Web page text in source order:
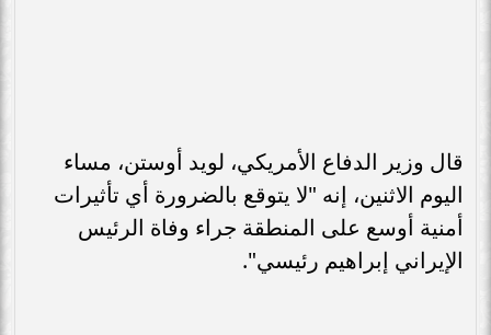
قال وزير الدفاع الأمريكي، لويد أوستن، مساء
اليوم الاثنين، إنه "لا يتوقع بالضرورة أي تأثيرات
أمنية أوسع على المنطقة جراء وفاة الرئيس
الإيراني إبراهيم رئيسي".